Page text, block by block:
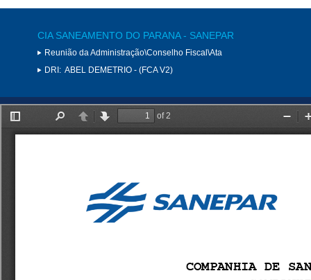
CIA SANEAMENTO DO PARANA - SANEPAR
Reunião da Administração\Conselho Fiscal\Ata
DRI: ABEL DEMETRIO - (FCA V2)